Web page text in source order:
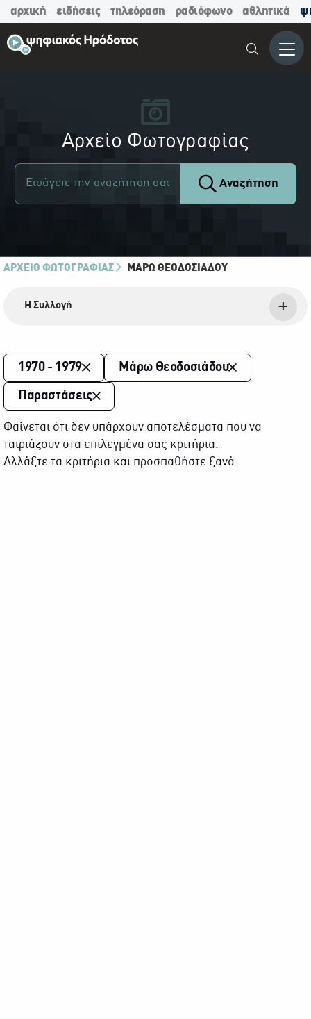
αρχική ειδήσεις τηλεόραση ραδιόφωνο αθλητικά
Μενού
Αρχείο Φωτογραφίας
Αναζήτηση
ΑΡΧΕΙΟ ΦΩΤΟΓΡΑΦΙΑΣ ΜΆΡΩ ΘΕΟΔΟΣΙΆΔΟΥ
Η Συλλογή
1970 - 1979 Μάρω Θεοδοσιάδου
Παραστάσεις
Φαίνεται ότι δεν υπάρχουν αποτελέσματα που να
ταιριάζουν στα επιλεγμένα σας κριτήρια.
Αλλάξτε τα κριτήρια και προσπαθήστε ξανά.